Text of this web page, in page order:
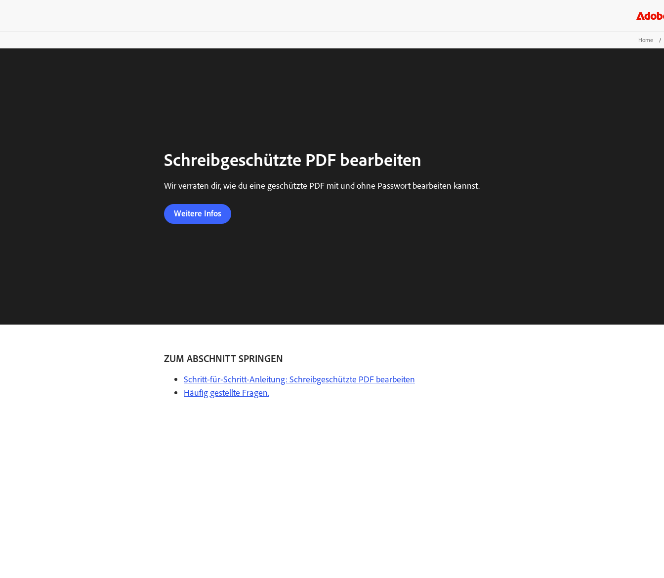
Home /
Schreibgeschützte PDF bearbeiten
Wir verraten dir, wie du eine geschützte PDF mit und ohne Passwort bearbeiten kannst.
Weitere Infos
ZUM ABSCHNITT SPRINGEN
Schritt-für-Schritt-Anleitung: Schreibgeschützte PDF bearbeiten
Häufig gestellte Fragen.